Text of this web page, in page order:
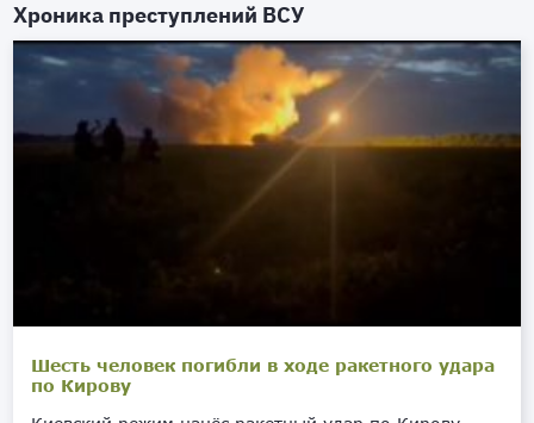
Хроника преступлений ВСУ
Шесть человек погибли в ходе ракетного удара
по Кирову